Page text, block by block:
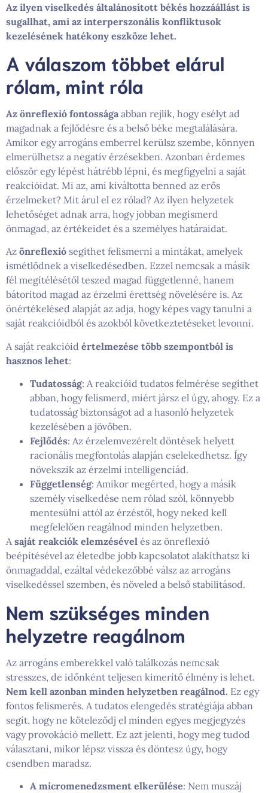
Az ilyen viselkedés általánosított békés hozzáállást is
sugallhat, ami az interperszonális konfliktusok
kezelésének hatékony eszköze lehet.
A válaszom többet elárul
rólam, mint róla
Az önreflexió fontossága abban rejlik, hogy esélyt ad
magadnak a fejlődésre és a belső béke megtalálására.
Amikor egy arrogáns emberrel kerülsz szembe, könnyen
elmerülhetsz a negatív érzésekben. Azonban érdemes
először egy lépést hátrébb lépni, és megfigyelni a saját
reakcióidat. Mi az, ami kiváltotta benned az erős
érzelmeket? Mit árul el ez rólad? Az ilyen helyzetek
lehetőséget adnak arra, hogy jobban megismerd
önmagad, az értékeidet és a személyes határaidat.
Az önreflexió segíthet felismerni a mintákat, amelyek
ismétlődnek a viselkedésedben. Ezzel nemcsak a másik
fél megítélésétől teszed magad függetlenné, hanem
bátorítod magad az érzelmi érettség növelésére is. Az
önértékelésed alapját az adja, hogy képes vagy tanulni a
saját reakcióidból és azokból következtetéseket levonni.
A saját reakcióid értelmezése több szempontból is
hasznos lehet:
Tudatosság: A reakcióid tudatos felmérése segíthet
abban, hogy felismerd, miért jársz el úgy, ahogy. Ez a
tudatosság biztonságot ad a hasonló helyzetek
kezelésében a jövőben.
Fejlődés: Az érzelemvezérelt döntések helyett
racionális megfontolás alapján cselekedhetsz. Így
növekszik az érzelmi intelligenciád.
Függetlenség: Amikor megérted, hogy a másik
személy viselkedése nem rólad szól, könnyebb
mentesülni attól az érzéstől, hogy neked kell
megfelelően reagálnod minden helyzetben.
A saját reakciók elemzésével és az önreflexió
beépítésével az életedbe jobb kapcsolatot alakíthatsz ki
önmagaddal, ezáltal védekezőbbé válsz az arrogáns
viselkedéssel szemben, és növeled a belső stabilitásod.
Nem szükséges minden
helyzetre reagálnom
Az arrogáns emberekkel való találkozás nemcsak
stresszes, de időnként teljesen kimerítő élmény is lehet.
Nem kell azonban minden helyzetben reagálnod. Ez egy
fontos felismerés. A tudatos elengedés stratégiája abban
segít, hogy ne köteleződj el minden egyes megjegyzés
vagy provokáció mellett. Ez azt jelenti, hogy meg tudod
választani, mikor lépsz vissza és döntesz úgy, hogy
csendben maradsz.
A micromenedzsment elkerülése: Nem muszáj